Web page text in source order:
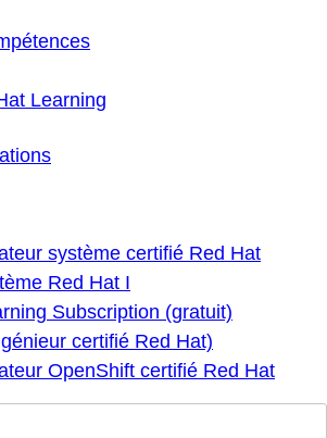
Learning
système certifié Red Hat
Red Hat I
Subscription (gratuit)
certifié Red Hat)
OpenShift certifié Red Hat